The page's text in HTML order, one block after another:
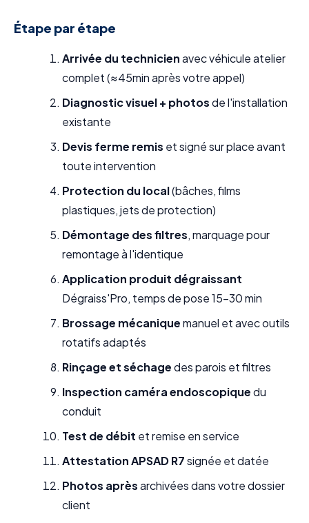
Étape par étape
Arrivée du technicienavec véhicule atelier
complet (≈45min après votre appel)
Diagnostic visuel + photosde l'installation
existante
Devis ferme remis et signé sur place avant
toute intervention
Protection du local(bâches, films
plastiques, jets de protection)
Démontage des filtres, marquage pour
remontage à l'identique
Application produit dégraissant
Dégraiss'Pro, temps de pose 15-30 min
Brossage mécaniquemanuel et avec outils
rotatifs adaptés
Rinçage et séchagedes parois et filtres
Inspection caméra endoscopiquedu
conduit
Test de débit et remise en service
Attestation APSAD R7signée et datée
Photos aprèsarchivées dans votre dossier
client